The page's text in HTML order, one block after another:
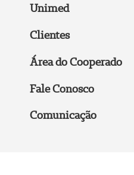
Unimed
Clientes
Área do Cooperado
Fale Conosco
Comunicação